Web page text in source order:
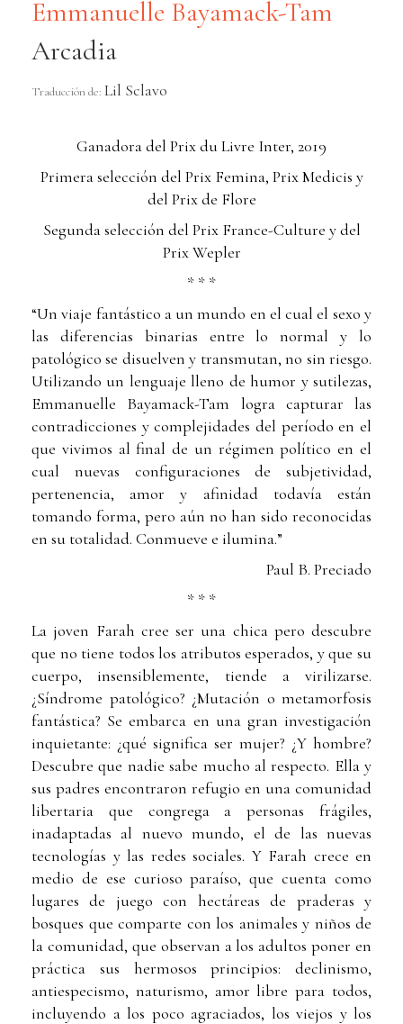
Emmanuelle Bayamack-Tam
Arcadia
Traducción de: Lil Sclavo
Ganadora del Prix du Livre Inter, 2019
Primera selección del Prix Femina, Prix Medicis y
del Prix de Flore
Segunda selección del Prix France-Culture y del
Prix Wepler
* * *
“Un viaje fantástico a un mundo en el cual el sexo y
las diferencias binarias entre lo normal y lo
patológico se disuelven y transmutan, no sin riesgo.
Utilizando un lenguaje lleno de humor y sutilezas,
Emmanuelle Bayamack-Tam logra capturar las
contradicciones y complejidades del período en el
que vivimos al final de un régimen político en el
cual nuevas configuraciones de subjetividad,
pertenencia, amor y afinidad todavía están
tomando forma, pero aún no han sido reconocidas
en su totalidad. Conmueve e ilumina.”
Paul B. Preciado
* * *
La joven Farah cree ser una chica pero descubre
que no tiene todos los atributos esperados, y que su
cuerpo, insensiblemente, tiende a virilizarse.
¿Síndrome patológico? ¿Mutación o metamorfosis
fantástica? Se embarca en una gran investigación
inquietante: ¿qué significa ser mujer? ¿Y hombre?
Descubre que nadie sabe mucho al respecto. Ella y
sus padres encontraron refugio en una comunidad
libertaria que congrega a personas frágiles,
inadaptadas al nuevo mundo, el de las nuevas
tecnologías y las redes sociales. Y Farah crece en
medio de ese curioso paraíso, que cuenta como
lugares de juego con hectáreas de praderas y
bosques que comparte con los animales y niños de
la comunidad, que observan a los adultos poner en
práctica sus hermosos principios: declinismo,
antiespecismo, naturismo, amor libre para todos,
incluyendo a los poco agraciados, los viejos y los